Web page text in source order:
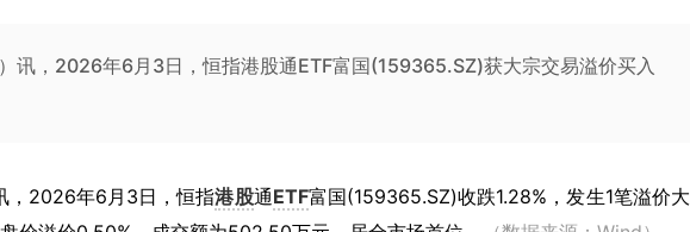
讯，2026年6月3日，恒指港股通ETF富国(159365.SZ)获大宗交易溢价买入
， 2026年6月3日，恒指港股通ETF富国(159365.SZ)收跌1.28%，发生1笔溢价